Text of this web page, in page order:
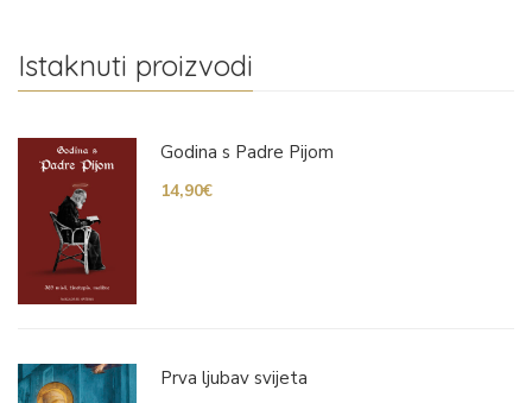
Istaknuti proizvodi
Godina s Padre Pijom
14,90€
Prva ljubav svijeta